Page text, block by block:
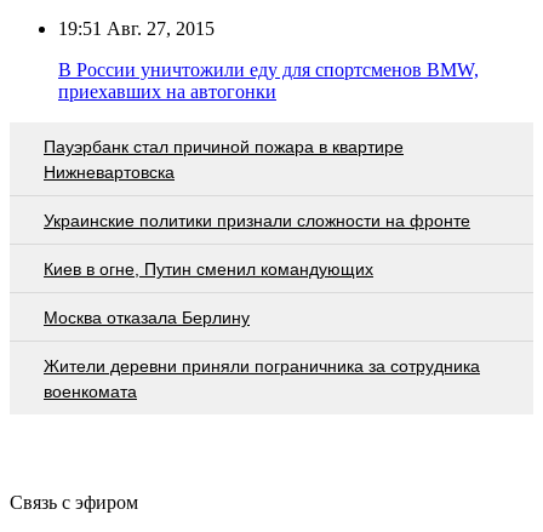
19:51 Авг. 27, 2015
В России уничтожили еду для спортсменов BMW,
приехавших на автогонки
Пауэрбанк стал причиной пожара в квартире
Нижневартовска
Украинские политики признали сложности на фронте
Киев в огне, Путин сменил командующих
Москва отказала Берлину
Жители деревни приняли пограничника за сотрудника
военкомата
Связь с эфиром